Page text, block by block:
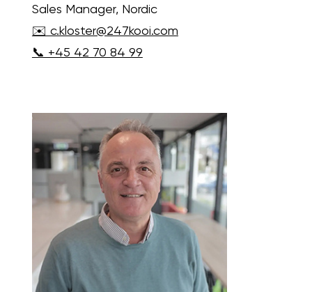
Sales Manager, Nordic
✉️ c.kloster@247kooi.com
📞 +45 42 70 84 99